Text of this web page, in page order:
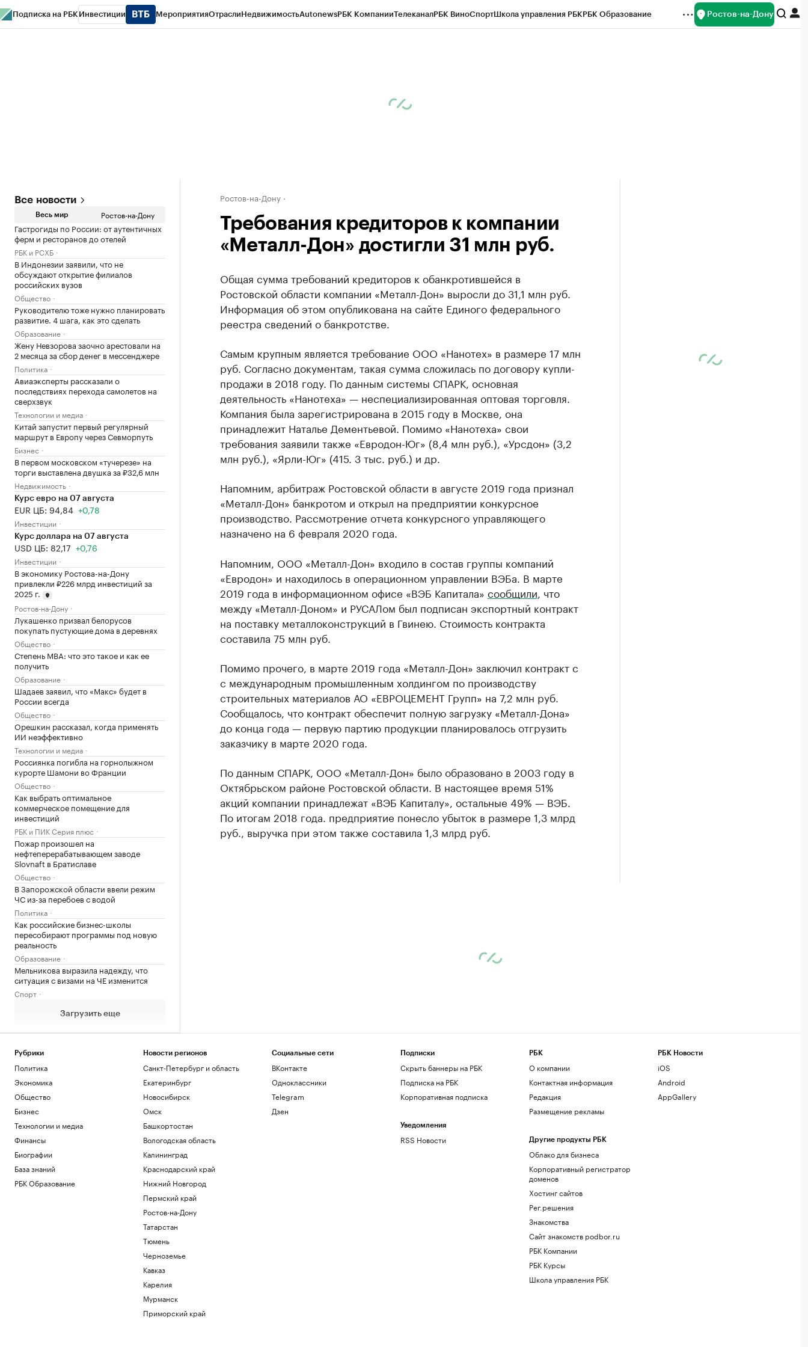
Подписка на РБК Инвестиции МероприятияОтраслиНедвижимостьAutonewsРБК КомпанииТелеканалРБК ВиноСпортШкола управления РБКРБК Образование Ростов-на-Дону
Все новости
Весь мир Ростов-на-Дону
Гастрогиды по России: от аутентичных
ферм и ресторанов до отелей
РБК и РСХБ
В Индонезии заявили, что не
обсуждают открытие филиалов
российских вузов
Общество
Руководителю тоже нужно планировать
развитие. 4 шага, как это сделать
Образование
Жену Невзорова заочно арестовали на
2 месяца за сбор денег в мессенджере
Политика
Авиаэксперты рассказали о
последствиях перехода самолетов на
сверхзвук
Технологии и медиа
Китай запустит первый регулярный
маршрут в Европу через Севморпуть
Бизнес
В первом московском «тучерезе» на
торги выставлена двушка за ₽32,6 млн
Недвижимость
Курс евро на 07 августа
EUR ЦБ: 94,84 +0,78
Инвестиции
Курс доллара на 07 августа
USD ЦБ: 82,17 +0,76
Инвестиции
В экономику Ростова-на-Дону
привлекли ₽226 млрд инвестиций за
2025 г.
Ростов-на-Дону
Лукашенко призвал белорусов
покупать пустующие дома в деревнях
Общество
Степень MBA: что это такое и как ее
получить
Образование
Шадаев заявил, что «Макс» будет в
России всегда
Общество
Орешкин рассказал, когда применять
ИИ неэффективно
Технологии и медиа
Россиянка погибла на горнолыжном
курорте Шамони во Франции
Общество
Как выбрать оптимальное
коммерческое помещение для
инвестиций
РБК и ПИК Серия плюс
Пожар произошел на
нефтеперерабатывающем заводе
Slovnaft в Братиславе
Общество
В Запорожской области ввели режим
ЧС из-за перебоев с водой
Политика
Как российские бизнес-школы
пересобирают программы под новую
реальность
Образование
Мельникова выразила надежду, что
ситуация с визами на ЧЕ изменится
Спорт
Загрузить еще
Ростов-на-Дону
Требования кредиторов к компании
«Металл-Дон» достигли 31 млн руб.
Общая сумма требований кредиторов к обанкротившейся в
Ростовской области компании «Металл-Дон» выросли до 31,1 млн руб.
Информация об этом опубликована на сайте Единого федерального
реестра сведений о банкротстве.
Самым крупным является требование ООО «Нанотех» в размере 17 млн
руб. Согласно документам, такая сумма сложилась по договору купли-
продажи в 2018 году. По данным системы СПАРК, основная
деятельность «Нанотеха» — неспециализированная оптовая торговля.
Компания была зарегистрирована в 2015 году в Москве, она
принадлежит Наталье Дементьевой. Помимо «Нанотеха» свои
требования заявили также «Евродон-Юг» (8,4 млн руб.), «Урсдон» (3,2
млн руб.), «Ярли-Юг» (415. 3 тыс. руб.) и др.
Напомним, арбитраж Ростовской области в августе 2019 года признал
«Металл-Дон» банкротом и открыл на предприятии конкурсное
производство. Рассмотрение отчета конкурсного управляющего
назначено на 6 февраля 2020 года.
Напомним, ООО «Металл-Дон» входило в состав группы компаний
«Евродон» и находилось в операционном управлении ВЭБа. В марте
2019 года в информационном офисе «ВЭБ Капитала» сообщили , что
между «Металл-Доном» и РУСАЛом был подписан экспортный контракт
на поставку металлоконструкций в Гвинею. Стоимость контракта
составила 75 млн руб.
Помимо прочего, в марте 2019 года «Металл-Дон» заключил контракт с
с международным промышленным холдингом по производству
строительных материалов АО «ЕВРОЦЕМЕНТ Групп» на 7,2 млн руб.
Сообщалось, что контракт обеспечит полную загрузку «Металл-Дона»
до конца года — первую партию продукции планировалось отгрузить
заказчику в марте 2020 года.
По данным СПАРК, ООО «Металл-Дон» было образовано в 2003 году в
Октябрьском районе Ростовской области. В настоящее время 51%
акций компании принадлежат «ВЭБ Капиталу», остальные 49% — ВЭБ.
По итогам 2018 года. предприятие понесло убыток в размере 1,3 млрд
руб., выручка при этом также составила 1,3 млрд руб.
Рубрики
Политика
Экономика
Общество
Бизнес
Технологии и медиа
Финансы
Биографии
База знаний
РБК Образование
Новости регионов
Санкт-Петербург и область
Екатеринбург
Новосибирск
Омск
Башкортостан
Вологодская область
Калининград
Краснодарский край
Нижний Новгород
Пермский край
Ростов-на-Дону
Татарстан
Тюмень
Черноземье
Кавказ
Карелия
Мурманск
Приморский край
Социальные сети
ВКонтакте
Одноклассники
Telegram
Дзен
Подписки
Скрыть баннеры на РБК
Подписка на РБК
Корпоративная подписка
Уведомления
RSS Новости
РБК
О компании
Контактная информация
Редакция
Размещение рекламы
Другие продукты РБК
Облако для бизнеса
Корпоративный регистратор
доменов
Хостинг сайтов
Рег.решения
Знакомства
Сайт знакомств podbor.ru
РБК Компании
РБК Курсы
Школа управления РБК
РБК Новости
iOS
Android
AppGallery